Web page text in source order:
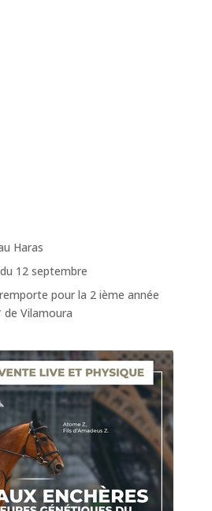
Haras
12 septembre
pour la 2 ième année
de Vilamoura